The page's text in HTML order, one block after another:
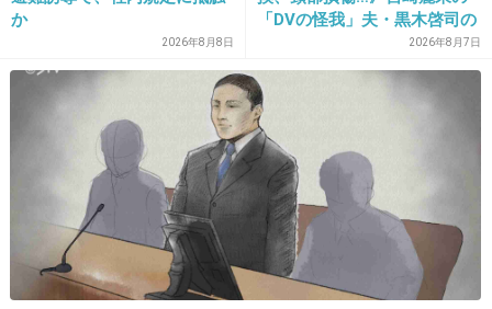
2014/09/26(金) 22:57:19
シーズン1見たけど私はハマらなかった…
2014/09/26(金) 23:00:31
楽しくてルンルンしちゃう話だよ
+5 -8
か
2026年8月8日
「DVの怪我」夫・黒木啓司の
逮捕で始まる「夫婦の闘争」
2026年8月7日